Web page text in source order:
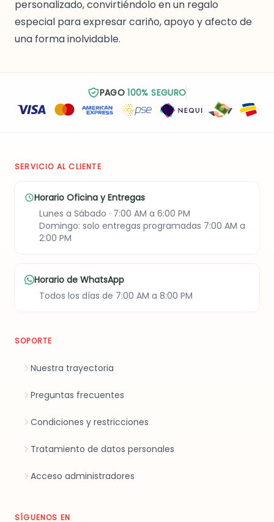
personalizado, convirtiéndolo en un regalo
especial para expresar cariño, apoyo y afecto de
una forma inolvidable.
PAGO100% SEGURO
SERVICIO AL CLIENTE
Horario Oficina y Entregas
Lunes a Sábado · 7:00 AM a 6:00 PM
Domingo: solo entregas programadas 7:00 AM a
2:00 PM
Horario de WhatsApp
Todos los días de 7:00 AM a 8:00 PM
SOPORTE
Nuestra trayectoria
Preguntas frecuentes
Condiciones y restricciones
Tratamiento de datos personales
Acceso administradores
SÍGUENOS EN